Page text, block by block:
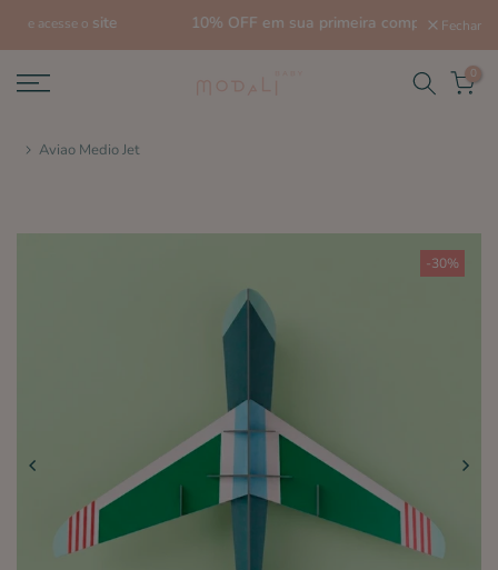
10% OFF em sua primeira compra! Fechar
0
Aviao Medio Jet
-30%